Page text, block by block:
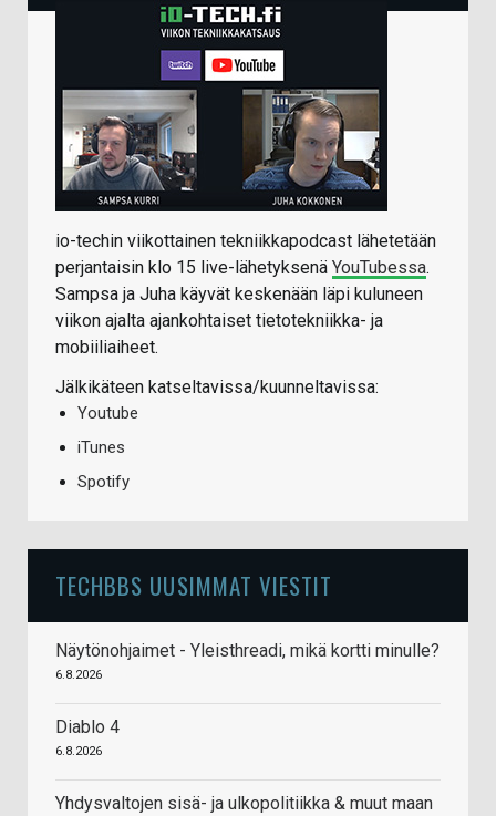
io-techin viikottainen tekniikkapodcast lähetetään
perjantaisin klo 15 live-lähetyksenä YouTubessa.
Sampsa ja Juha käyvät keskenään läpi kuluneen
viikon ajalta ajankohtaiset tietotekniikka- ja
mobiiliaiheet.
Jälkikäteen katseltavissa/kuunneltavissa:
Youtube
iTunes
Spotify
TECHBBS UUSIMMAT VIESTIT
Näytönohjaimet - Yleisthreadi, mikä kortti minulle?
6.8.2026
Diablo 4
6.8.2026
Yhdysvaltojen sisä- ja ulkopolitiikka & muut maan